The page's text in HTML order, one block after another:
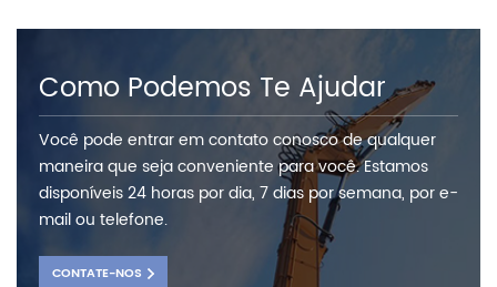
Como Podemos Te Ajudar
Você pode entrar em contato conosco de qualquer
maneira que seja conveniente para você. Estamos
disponíveis 24 horas por dia, 7 dias por semana, por e-
mail ou telefone.
CONTATE-NOS